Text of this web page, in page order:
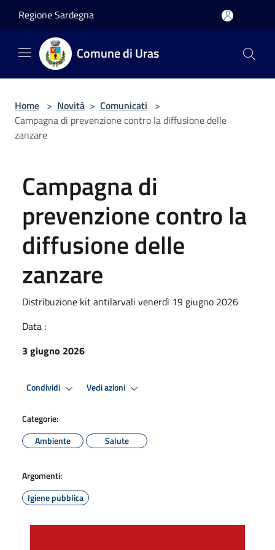
Regione Sardegna
Comune di Uras
Home > Novità > Comunicati >
Campagna di prevenzione contro la diffusione delle
zanzare
Campagna di
prevenzione contro la
diffusione delle
zanzare
Distribuzione kit antilarvali venerdì 19 giugno 2026
Data :
3 giugno 2026
Condividi Vedi azioni
Categorie:
Ambiente
Salute
Argomenti:
Igiene pubblica